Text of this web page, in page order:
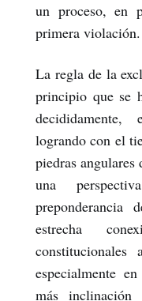
un proceso, en
primera violación.
La regla de la
principio que se
logrando con el
piedras angulares
una
preponderancia
estrecha
especialmente
más